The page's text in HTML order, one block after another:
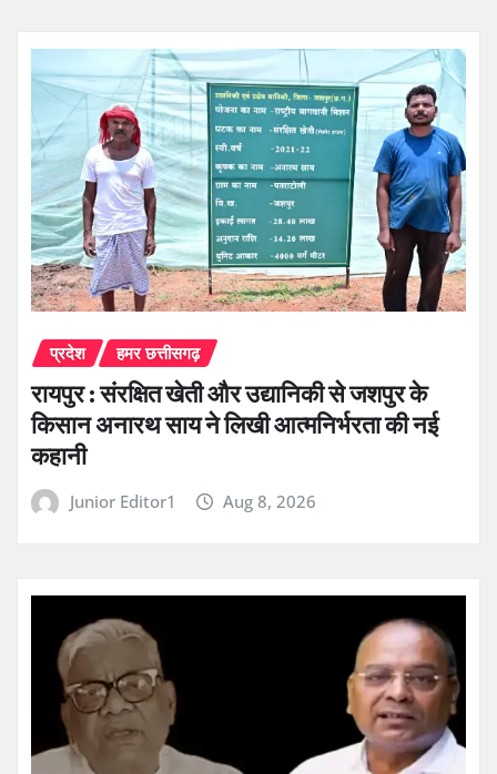
प्रदेश हमर छत्तीसगढ़
रायपुर : संरक्षित खेती और उद्यानिकी से जशपुर के
किसान अनारथ साय ने लिखी आत्मनिर्भरता की नई
कहानी
Junior Editor1 Aug 8, 2026